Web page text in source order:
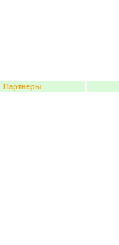
Партнеры